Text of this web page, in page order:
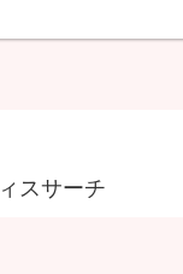
スサーチ